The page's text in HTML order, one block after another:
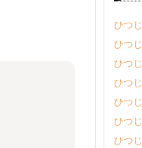
ひつ
ひつ
ひつ
ひつ
ひつ
ひつ
ひつ